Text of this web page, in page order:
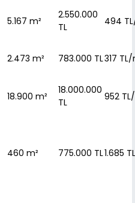
5.167 m²
2.550.000
TL
494
2.473 m² 783.000 TL317
18.900 m²
18.000.000
TL
952
460 m² 775.000 TL1.685